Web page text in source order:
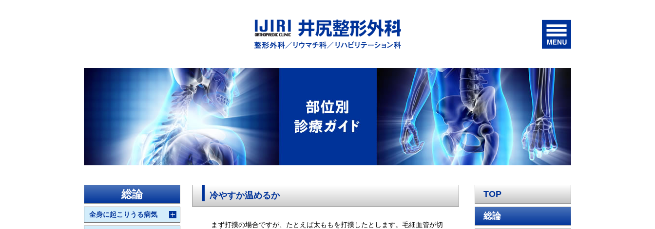
総論
全身に起こりうる病気
冷やすか温めるか
まず打撲の場合ですが、たとえば太ももを打撲したとします。毛細血管が切
TOP
総論